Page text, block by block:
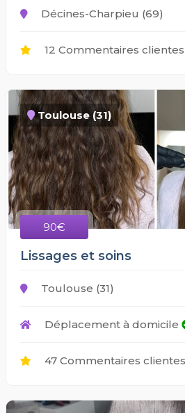
Décines-Charpieu (69)
12 Commentaires clientes
Toulouse (31)
90€
Lissages et soins
Toulouse (31)
Déplacement à domicile
47 Commentaires clientes